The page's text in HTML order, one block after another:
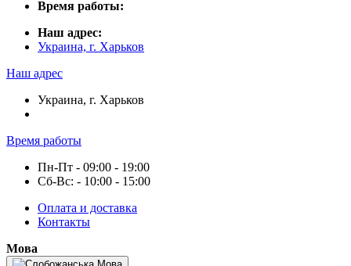
Время работы:
Наш адрес:
Украина, г. Харьков
Наш адрес
Украина, г. Харьков
Время работы
Пн-Пт - 09:00 - 19:00
Сб-Вс: - 10:00 - 15:00
Оплата и доставка
Контакты
Мова